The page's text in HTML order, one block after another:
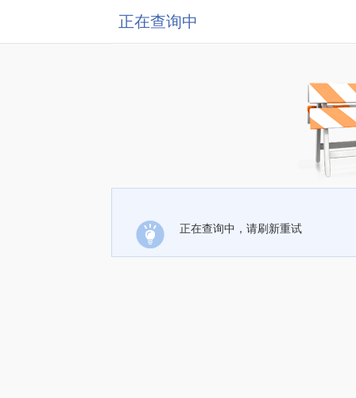
正在查询中
正在查询中，请刷新重试